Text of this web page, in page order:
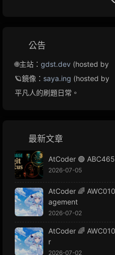
公告
🌐主站： gdst.dev (hosted by
🪐鏡像： saya.ing (hosted by
平凡人的刷題日常。
最新文章
AtCoder 🟢
2026-07-05
AtCoder 🌈
agement
2026-07-02
AtCoder 🌈
r
2026-07-02